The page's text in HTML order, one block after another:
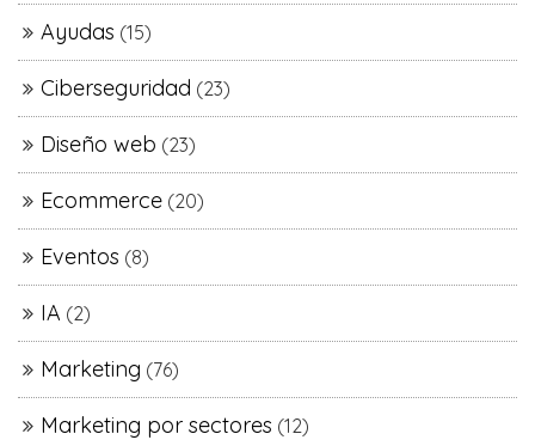
Ayudas (15)
Ciberseguridad (23)
Diseño web (23)
Ecommerce (20)
Eventos (8)
IA (2)
Marketing (76)
Marketing por sectores (12)